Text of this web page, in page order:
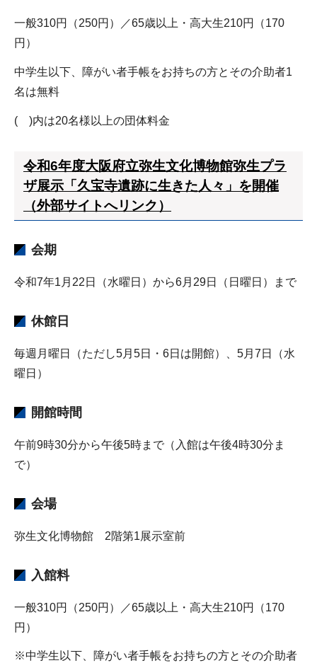
一般310円（250円）／65歳以上・高大生210円（170
円）
中学生以下、障がい者手帳をお持ちの方とその介助者1
名は無料
( )内は20名様以上の団体料金
令和6年度大阪府立弥生文化博物館弥生プラ
ザ展示「久宝寺遺跡に生きた人々」を開催
（外部サイトへリンク）
会期
令和7年1月22日（水曜日）から6月29日（日曜日）まで
休館日
毎週月曜日（ただし5月5日・6日は開館）、5月7日（水
曜日）
開館時間
午前9時30分から午後5時まで（入館は午後4時30分ま
で）
会場
弥生文化博物館 2階第1展示室前
入館料
一般310円（250円）／65歳以上・高大生210円（170
円）
※中学生以下、障がい者手帳をお持ちの方とその介助者